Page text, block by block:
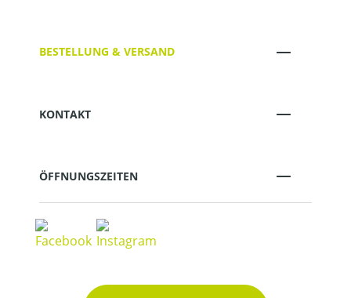
BESTELLUNG & VERSAND
KONTAKT
ÖFFNUNGSZEITEN